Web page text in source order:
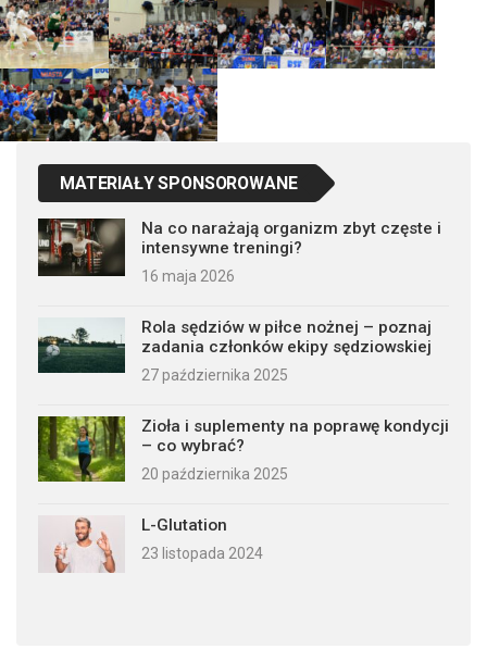
MATERIAŁY SPONSOROWANE
Na co narażają organizm zbyt częste i
intensywne treningi?
16 maja 2026
Rola sędziów w piłce nożnej – poznaj
zadania członków ekipy sędziowskiej
27 października 2025
Zioła i suplementy na poprawę kondycji
– co wybrać?
20 października 2025
L-Glutation
23 listopada 2024